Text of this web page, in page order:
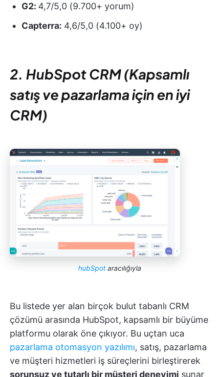
G2: 4,7/5,0 (9.700+ yorum)
Capterra: 4,6/5,0 (4.100+ oy)
2. HubSpot CRM (Kapsamlı
satış ve pazarlama için en iyi
CRM)
hubSpotaracılığıyla
Bu listede yer alan birçok bulut tabanlı CRM
çözümü arasında HubSpot, kapsamlı bir büyüme
platformu olarak öne çıkıyor. Bu uçtan uca
pazarlama otomasyon yazılımı, satış, pazarlama
ve müşteri hizmetleri iş süreçlerini birleştirerek
sorunsuz ve tutarlı bir müşteri deneyimi sunar